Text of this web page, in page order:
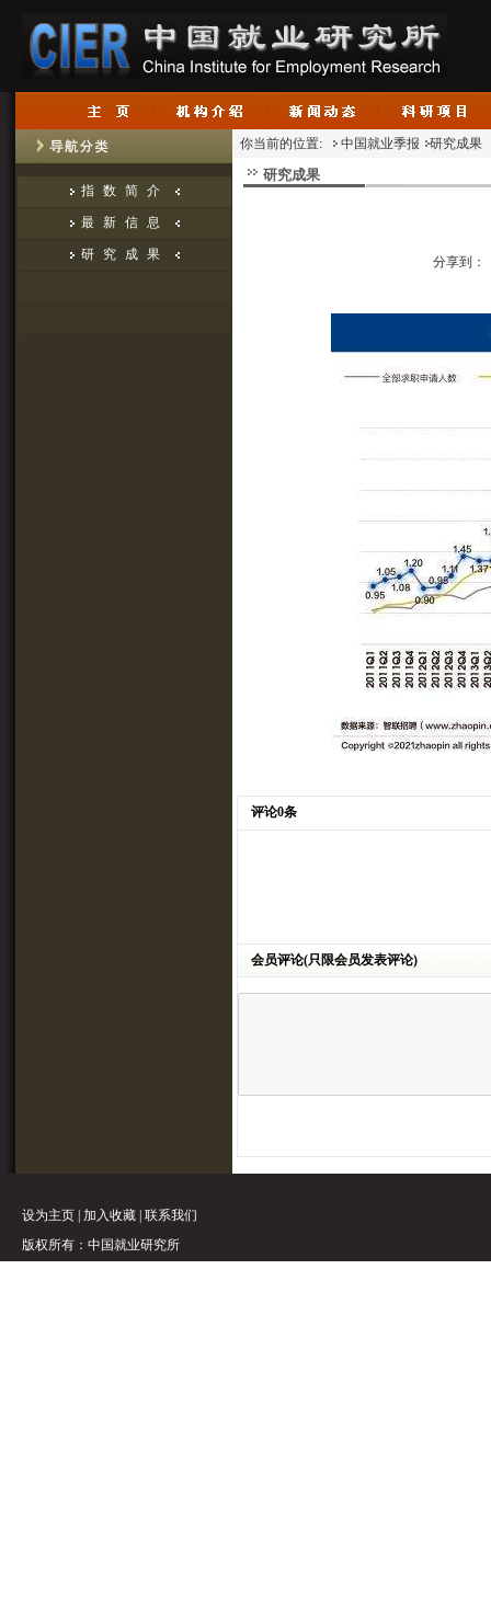
指数简介
最新信息
研究成果
你当前的位置: 中国就业季报 研究成果
研究成果
分享到：
评论0条
会员评论(只限会员发表评论)
设为主页 加入收藏 联系我们
版权所有：中国就业研究所